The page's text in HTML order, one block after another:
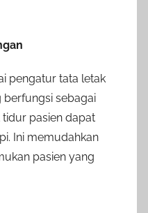
pengatur tata letak
berfungsi sebagai
pasien dapat
Ini memudahkan
pasien yang